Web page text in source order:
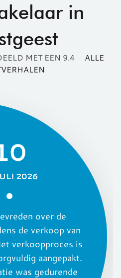
in
MET EEN 9.4
ALLE
2026
over de
de verkoop van
verkoopproces is
aangepakt.
was gedurende